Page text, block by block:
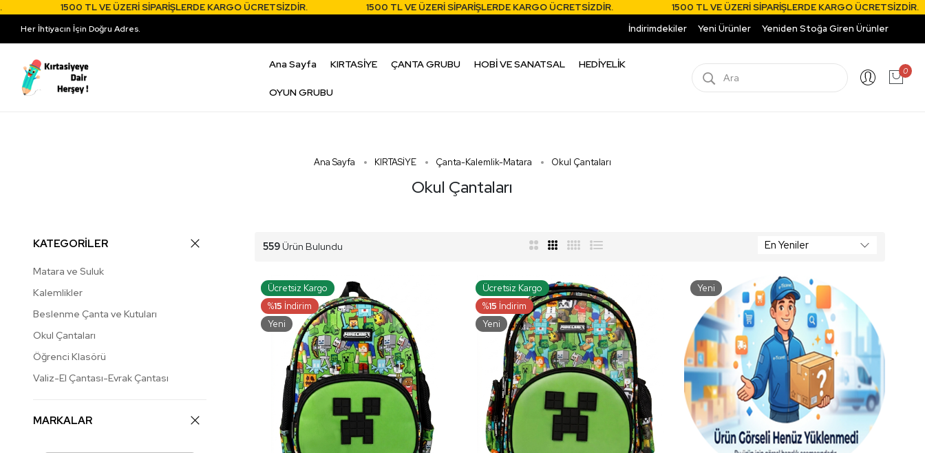
1500 TL VE ÜZERİ SİPARİŞLERDE KARGO ÜCRETSİZDİR. 1500 TL VE ÜZERİ SİPARİŞLERDE KARGO ÜCRETSİZDİR. 1500 TL VE ÜZERİ SİPARİŞLERDE KARGO ÜCRETSİZDİR.
Her İhtiyacın İçin Doğru Adres. İndirimdekiler Yeni Ürünler Yeniden Stoğa Giren Ürünler
Ana Sayfa KIRTASİYE ÇANTA GRUBU HOBİ VE SANATSAL HEDİYELİK
OYUN GRUBU
0
Ana Sayfa KIRTASİYE Çanta-Kalemlik-Matara Okul Çantaları
Okul Çantaları
KATEGORİLER
Matara ve Suluk
Kalemlikler
Beslenme Çanta ve Kutuları
Okul Çantaları
Öğrenci Klasörü
Valiz-El Çantası-Evrak Çantası
MARKALAR
559Ürün Bulundu
Ücretsiz Kargo
%15 İndirim
Yeni
Ücretsiz Kargo
%15 İndirim
Yeni
Yeni